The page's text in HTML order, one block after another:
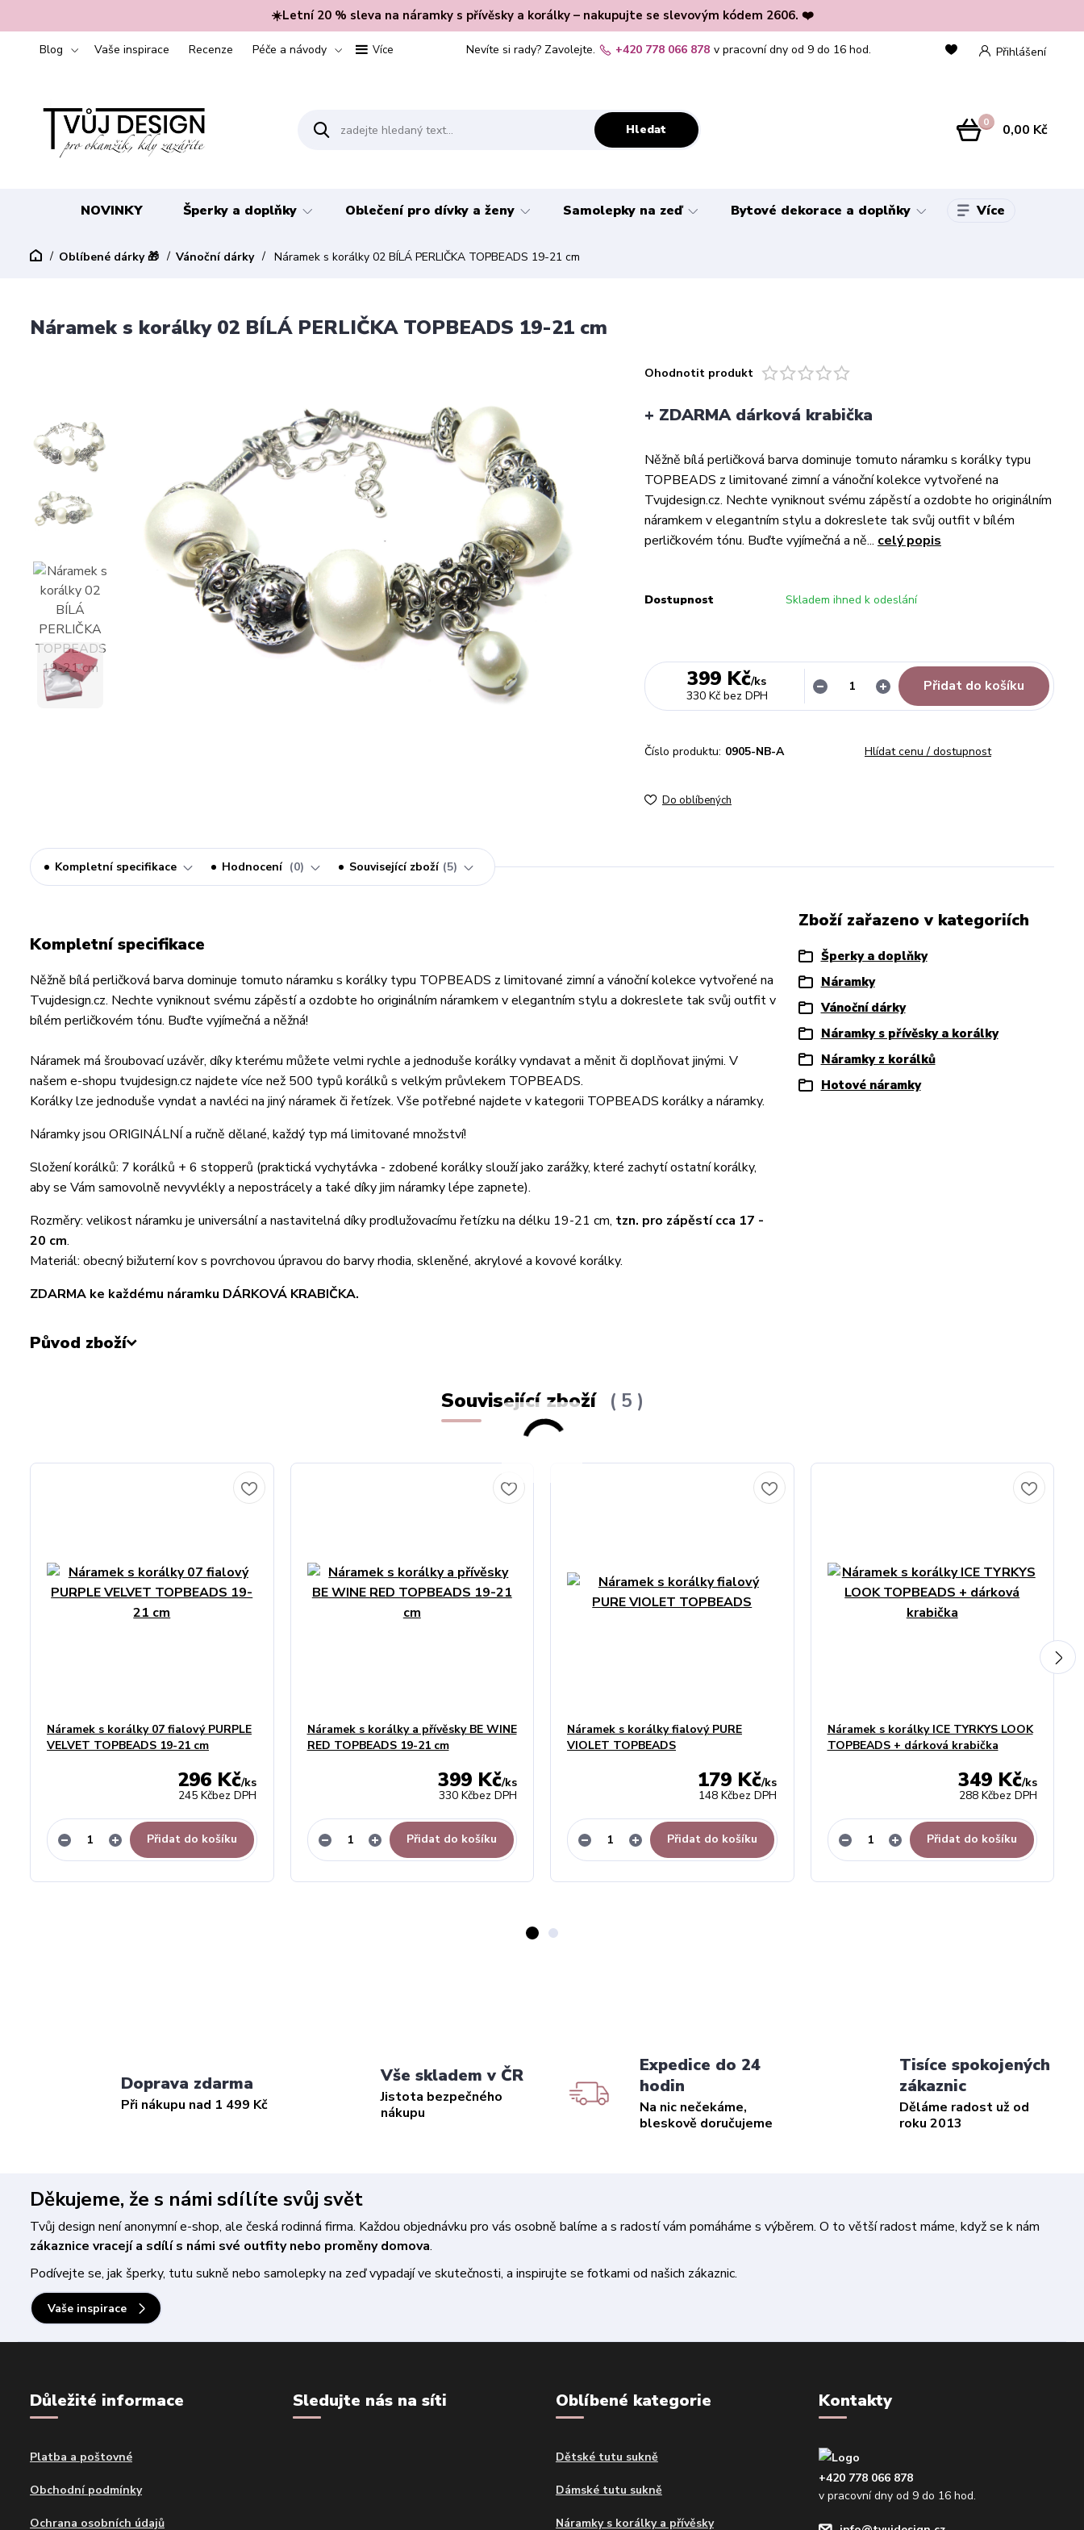
☀️Letní 20 % sleva na náramky s přívěsky a korálky – nakupujte se slevovým kódem 2606. ❤️
Blog Vaše inspirace Recenze Péče a návody Více Přihlášení
Hledat
Nevíte si rady? Zavolejte. +420 778 066 878 v pracovní dny od 9 do 16 hod.
0 0,00 Kč
NOVINKY Šperky a doplňky Oblečení pro dívky a ženy Samolepky na zeď Bytové dekorace a doplňky Více
Oblíbené dárky 🎁 Vánoční dárky Náramek s korálky 02 BÍLÁ PERLIČKA TOPBEADS 19-21 cm
Náramek s korálky 02 BÍLÁ PERLIČKA TOPBEADS 19-21 cm
Ohodnotit produkt
+ ZDARMA dárková krabička
Něžně bílá perličková barva dominuje tomuto náramku s korálky typu
TOPBEADS z limitované zimní a vánoční kolekce vytvořené na
Tvujdesign.cz. Nechte vyniknout svému zápěstí a ozdobte ho originálním
náramkem v elegantním stylu a dokreslete tak svůj outfit v bílém
perličkovém tónu. Buďte vyjímečná a ně... celý popis
Dostupnost Skladem ihned k odeslání
399 Kč/ks
330 Kč bez DPH
Přidat do košíku
Číslo produktu: 0905-NB-A Hlídat cenu / dostupnost
Do oblíbených
Kompletní specifikace Hodnocení 0 Související zboží 5
Kompletní specifikace
Něžně bílá perličková barva dominuje tomuto náramku s korálky typu TOPBEADS z limitované zimní a vánoční kolekce vytvořené na
Tvujdesign.cz. Nechte vyniknout svému zápěstí a ozdobte ho originálním náramkem v elegantním stylu a dokreslete tak svůj outfit v
bílém perličkovém tónu. Buďte vyjímečná a něžná!
Náramek má šroubovací uzávěr, díky kterému můžete velmi rychle a jednoduše korálky vyndavat a měnit či doplňovat jinými. V
našem e-shopu tvujdesign.cz najdete více než 500 typů korálků s velkým průvlekem TOPBEADS.
Korálky lze jednoduše vyndat a navléci na jiný náramek či řetízek. Vše potřebné najdete v kategorii TOPBEADS korálky a náramky.
Náramky jsou ORIGINÁLNÍ a ručně dělané, každý typ má limitované množství!
Složení korálků: 7 korálků + 6 stopperů (praktická vychytávka - zdobené korálky slouží jako zarážky, které zachytí ostatní korálky,
aby se Vám samovolně nevyvlékly a nepostrácely a také díky jim náramky lépe zapnete).
Rozměry: velikost náramku je universální a nastavitelná díky prodlužovacímu řetízku na délku 19-21 cm, tzn. pro zápěstí cca 17 -
20 cm.
Materiál: obecný bižuterní kov s povrchovou úpravou do barvy rhodia, skleněné, akrylové a kovové korálky.
ZDARMA ke každému náramku DÁRKOVÁ KRABIČKA.
Původ zboží
Zboží zařazeno v kategoriích
Šperky a doplňky
Náramky
Vánoční dárky
Náramky s přívěsky a korálky
Náramky z korálků
Hotové náramky
Související zboží 5
Náramek s korálky 07 fialový PURPLE
VELVET TOPBEADS 19-21 cm
296 Kč/ks
245 Kčbez DPH
Přidat do košíku
Náramek s korálky a přívěsky BE WINE
RED TOPBEADS 19-21 cm
399 Kč/ks
330 Kčbez DPH
Přidat do košíku
Náramek s korálky fialový PURE
VIOLET TOPBEADS
179 Kč/ks
148 Kčbez DPH
Přidat do košíku
Náramek s korálky ICE TYRKYS LOOK
TOPBEADS + dárková krabička
349 Kč/ks
288 Kčbez DPH
Přidat do košíku
Doprava zdarma
Při nákupu nad 1 499 Kč
Vše skladem v ČR
Jistota bezpečného
nákupu
Expedice do 24
hodin
Na nic nečekáme,
bleskově doručujeme
Tisíce spokojených
zákaznic
Děláme radost už od
roku 2013
Děkujeme, že s námi sdílíte svůj svět
Tvůj design není anonymní e-shop, ale česká rodinná firma. Každou objednávku pro vás osobně balíme a s radostí vám pomáháme s výběrem. O to větší radost máme, když se k nám
zákaznice vracejí a sdílí s námi své outfity nebo proměny domova.
Podívejte se, jak šperky, tutu sukně nebo samolepky na zeď vypadají ve skutečnosti, a inspirujte se fotkami od našich zákaznic.
Vaše inspirace
Důležité informace
Platba a poštovné
Obchodní podmínky
Ochrana osobních údajů
Sledujte nás na síti Oblíbené kategorie
Dětské tutu sukně
Dámské tutu sukně
Náramky s korálky a přívěsky
Kontakty
+420 778 066 878
v pracovní dny od 9 do 16 hod.